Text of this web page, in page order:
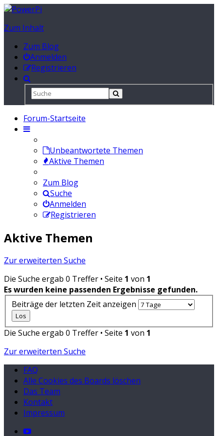
Zum Inhalt
Zum Blog
Anmelden
Registrieren
Forum-Startseite
Unbeantwortete Themen
Aktive Themen
Zum Blog
Suche
Anmelden
Registrieren
Aktive Themen
Zur erweiterten Suche
Die Suche ergab 0 Treffer • Seite 1 von 1
Es wurden keine passenden Ergebnisse gefunden.
Beiträge der letzten Zeit anzeigen
Die Suche ergab 0 Treffer • Seite 1 von 1
Zur erweiterten Suche
FAQ
Alle Cookies des Boards löschen
Das Team
Kontakt
Impressum